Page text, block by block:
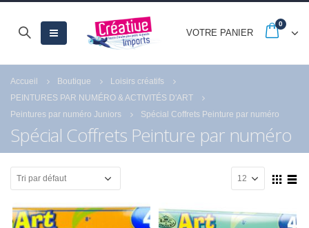
VOTRE PANIER
0
Accueil Boutique
Loisirs créatifs
PEINTURES PAR NUMÉRO & ACTIVITÉS D'ART
Peintures par numéro Juniors
Spécial Coffrets Peinture par numéro
Spécial Coffrets Peinture par numéro